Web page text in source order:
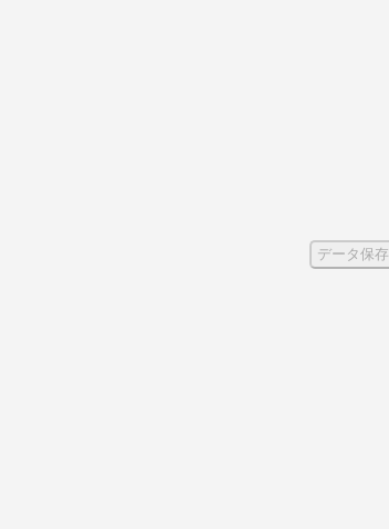
データ保存